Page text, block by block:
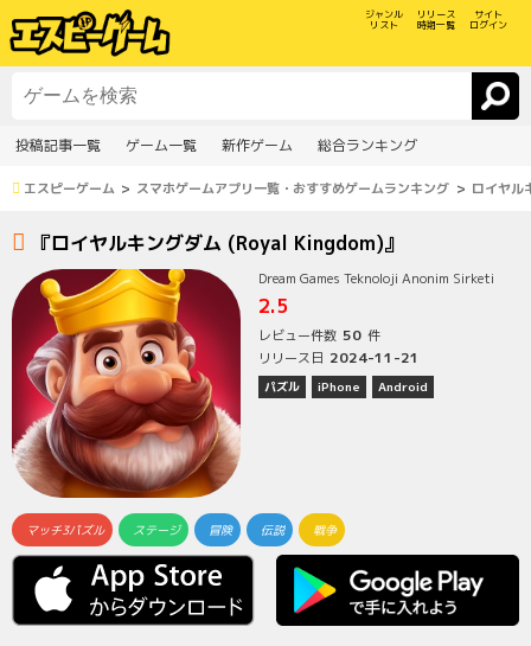
ジャンル
リスト
リリース
時期一覧
サイト
ログイン
投稿記事一覧 ゲーム一覧 新作ゲーム 総合ランキング
エスピーゲーム スマホゲームアプリ一覧・おすすめゲームランキング ロイヤル
『ロイヤルキングダム (Royal Kingdom)』
Dream Games Teknoloji Anonim Sirketi
2.5
レビュー件数 50 件
リリース日 2024-11-21
パズル iPhone Android
マッチ3パズル ステージ 冒険 伝説 戦争